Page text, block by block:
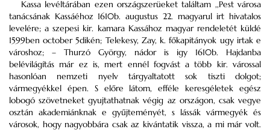
Kassa levéltárában ezen országszerüeket találtam ,,Pest városa
tanácsának Kassáéhoz 1610b. augustus 22. magyarul irt hivatalos
levelére; a szepesi kir. kamara Kassához magyar rendeletét küldé
1599ben october 5dikén; Telekesy, Zay, k. főkapitányok ugy irtak e
városhoz; – Thurzó György, nádor is igy 1610b. Hajdanba
belévilágítás már ez is, mert ennél fogvást a több kir. várossal
hasonlóan nemzeti nyelv tárgyaltatott sok tiszti dolgot;
vármegyékkel épen. S előre látom, efféle keresgéletek egész
lobogó szövetneket gyujtathatnak végig az országon, csak vegye
osztán akademiánknak e gyűjteményét, s lássák vármegyék és
városok, hogy nagyobbára csak az kivántatik vissza, a mi már volt.